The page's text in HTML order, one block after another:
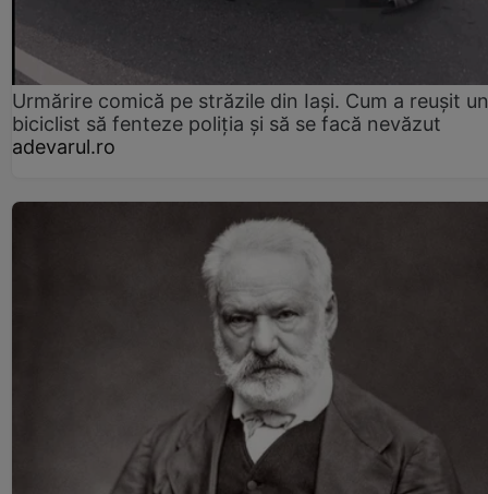
Urmărire comică pe străzile din Iași. Cum a reușit un
biciclist să fenteze poliția și să se facă nevăzut
adevarul.ro